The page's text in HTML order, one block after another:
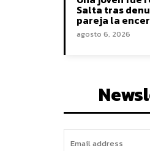
Salta tras
pareja la
agosto 6, 2026